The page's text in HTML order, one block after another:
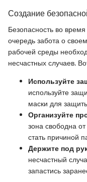
Создание
Безопасность во
очередь забота о
рабочей среды
несчастных случаев.
Используйте
используйте
маски для
Организуйте
зона свободна
стать причиной
Держите под
несчастный
запастись